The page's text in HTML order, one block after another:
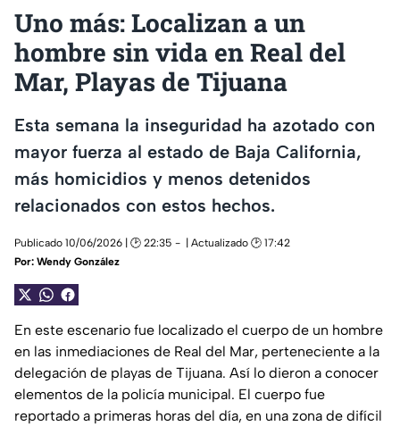
Uno más: Localizan a un
hombre sin vida en Real del
Mar, Playas de Tijuana
Esta semana la inseguridad ha azotado con
mayor fuerza al estado de Baja California,
más homicidios y menos detenidos
relacionados con estos hechos.
Publicado 10/06/2026 | 🕑 22:35
| Actualizado 🕑 17:42
Por: Wendy González
En este escenario fue localizado el cuerpo de un hombre
en las inmediaciones de Real del Mar, perteneciente a la
delegación de playas de Tijuana. Así lo dieron a conocer
elementos de la policía municipal. El cuerpo fue
reportado a primeras horas del día, en una zona de difícil